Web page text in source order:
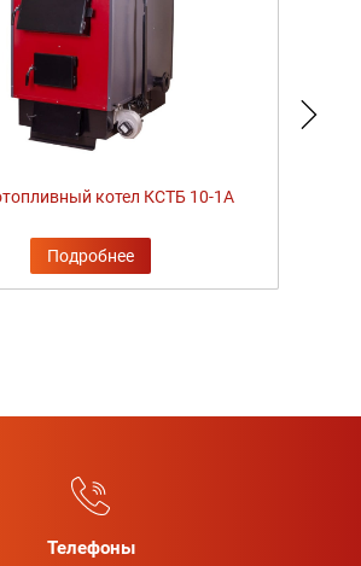
котел КСТБ 10-1А
Подробнее
›
Телефоны